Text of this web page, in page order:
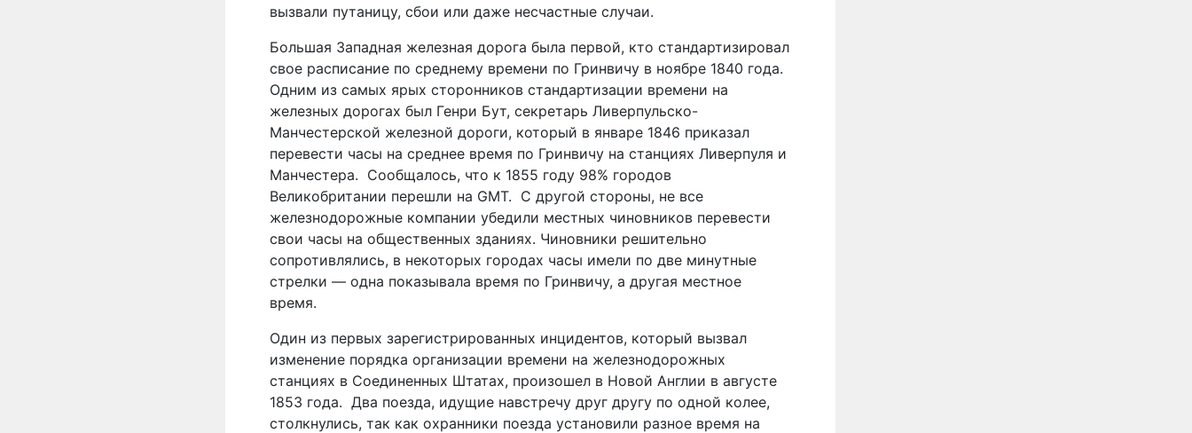
вызвали путаницу, сбои или даже несчастные случаи.
Большая Западная железная дорога была первой, кто стандартизировал
свое расписание по среднему времени по Гринвичу в ноябре 1840 года.
Одним из самых ярых сторонников стандартизации времени на
железных дорогах был Генри Бут, секретарь Ливерпульско-
Манчестерской железной дороги, который в январе 1846 приказал
перевести часы на среднее время по Гринвичу на станциях Ливерпуля и
Манчестера. Сообщалось, что к 1855 году 98% городов
Великобритании перешли на GMT. С другой стороны, не все
железнодорожные компании убедили местных чиновников перевести
свои часы на общественных зданиях. Чиновники решительно
сопротивлялись, в некоторых городах часы имели по две минутные
стрелки — одна показывала время по Гринвичу, а другая местное
время.
Один из первых зарегистрированных инцидентов, который вызвал
изменение порядка организации времени на железнодорожных
станциях в Соединенных Штатах, произошел в Новой Англии в августе
1853 года. Два поезда, идущие навстречу друг другу по одной колее,
столкнулись, так как охранники поезда установили разное время на